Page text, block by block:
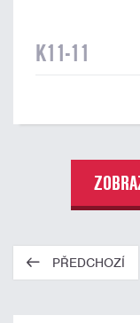
K11-11
PŘEDCHOZÍ